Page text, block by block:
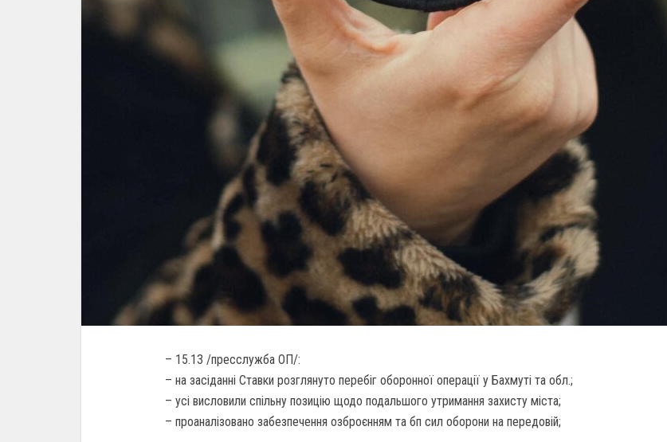
– 15.13 /пресслужба ОП/:
– на засіданні Ставки розглянуто перебіг оборонної операції у Бахмуті та обл.;
– усі висловили спільну позицію щодо подальшого утримання захисту міста;
– проаналізовано забезпечення озброєнням та бп сил оборони на передовій;